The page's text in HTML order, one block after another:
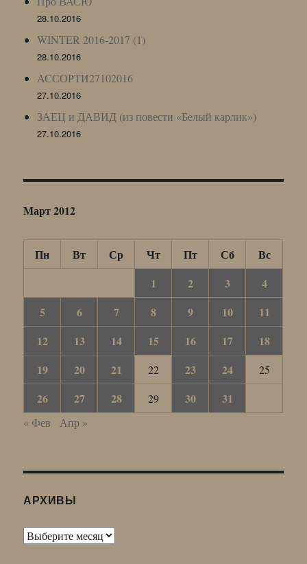
28.10.2016
WINTER 2016-2017 (1)
28.10.2016
АССОРТИ27102016
27.10.2016
ЗАЕЦ и ДАВИД (из повести «Белый карлик»)
27.10.2016
Март 2012
Пн Вт Ср Чт Пт Сб
Вс
1
2 3
4
5
6 7 8 9 10
11
12
13 14 15 16 17
18
19
20 21 22 23 24 25
26 27 28 29 30 31
« Фев Апр »
АРХИВЫ
Архивы